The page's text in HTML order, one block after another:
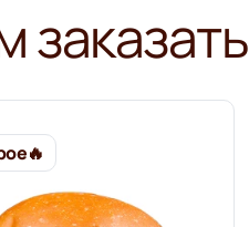
заказать